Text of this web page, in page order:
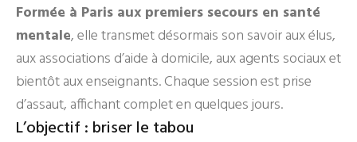
Formée à Paris aux premiers secours en santé
mentale, elle transmet désormais son savoir aux élus,
aux associations d’aide à domicile, aux agents sociaux et
bientôt aux enseignants. Chaque session est prise
d’assaut, affichant complet en quelques jours.
L’objectif : briser le tabou